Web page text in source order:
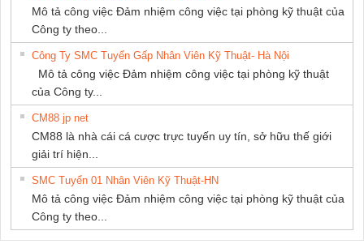
Mô tả công việc Đảm nhiệm công việc tại phòng kỹ thuật của
Công ty theo...
Công Ty SMC Tuyển Gấp Nhân Viên Kỹ Thuật- Hà Nội
Mô tả công việc Đảm nhiệm công việc tại phòng kỹ thuật
của Công ty...
CM88 jp net
CM88 là nhà cái cá cược trực tuyến uy tín, sở hữu thế giới
giải trí hiện...
SMC Tuyển 01 Nhân Viên Kỹ Thuật-HN
Mô tả công việc Đảm nhiệm công việc tại phòng kỹ thuật của
Công ty theo...